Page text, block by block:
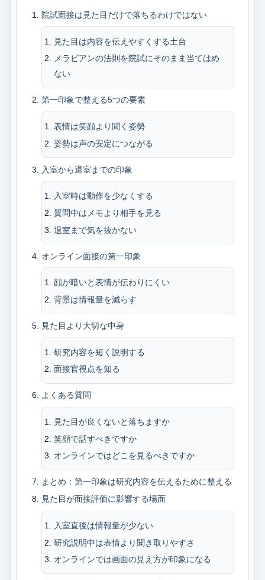
院試面接は見た目だけで落ちるわけではない
見た目は内容を伝えやすくする土台
メラビアンの法則を院試にそのまま当てはめ
ない
第一印象で整える5つの要素
表情は笑顔より聞く姿勢
姿勢は声の安定につながる
入室から退室までの印象
入室時は動作を少なくする
質問中はメモより相手を見る
退室まで気を抜かない
オンライン面接の第一印象
顔が暗いと表情が伝わりにくい
背景は情報量を減らす
見た目より大切な中身
研究内容を短く説明する
面接官視点を知る
よくある質問
見た目が良くないと落ちますか
笑顔で話すべきですか
オンラインではどこを見るべきですか
まとめ：第一印象は研究内容を伝えるために整える
見た目が面接評価に影響する場面
入室直後は情報量が少ない
研究説明中は表情より聞き取りやすさ
オンラインでは画面の見え方が印象になる